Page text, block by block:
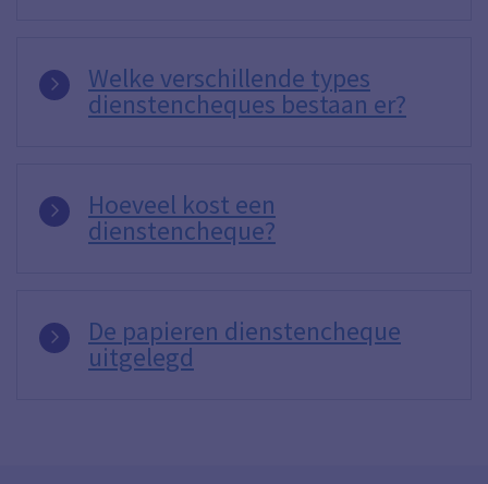
Welke verschillende types
dienstencheques bestaan er?
Hoeveel kost een
dienstencheque?
De papieren dienstencheque
uitgelegd